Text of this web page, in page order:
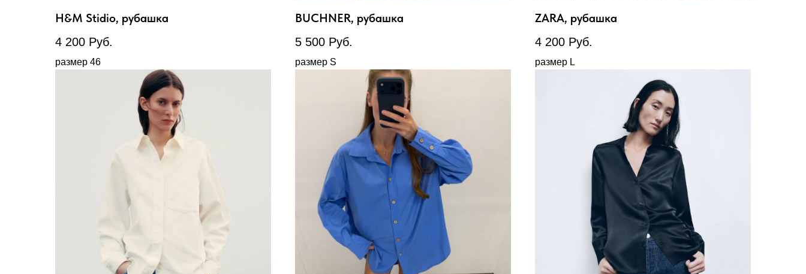
H&M Stidio, рубашка
4 200 Руб.
размер 46
BUCHNER, рубашка
5 500 Руб.
размер S
ZARA, рубашка
4 200 Руб.
размер L